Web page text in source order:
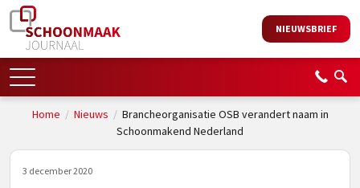
NIEUWSBRIEF
Home / Nieuws / Brancheorganisatie OSB verandert naam in
Schoonmakend Nederland
3 december 2020